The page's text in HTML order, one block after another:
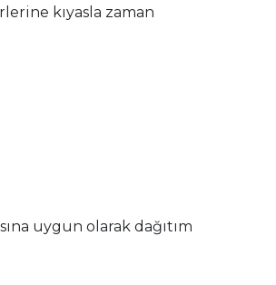
kıyasla zaman
uygun olarak dağıtım